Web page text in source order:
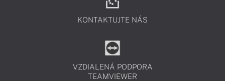
KONTAKTUJTE NÁS
VZDIALENÁ PODPORA
TEAMVIEWER